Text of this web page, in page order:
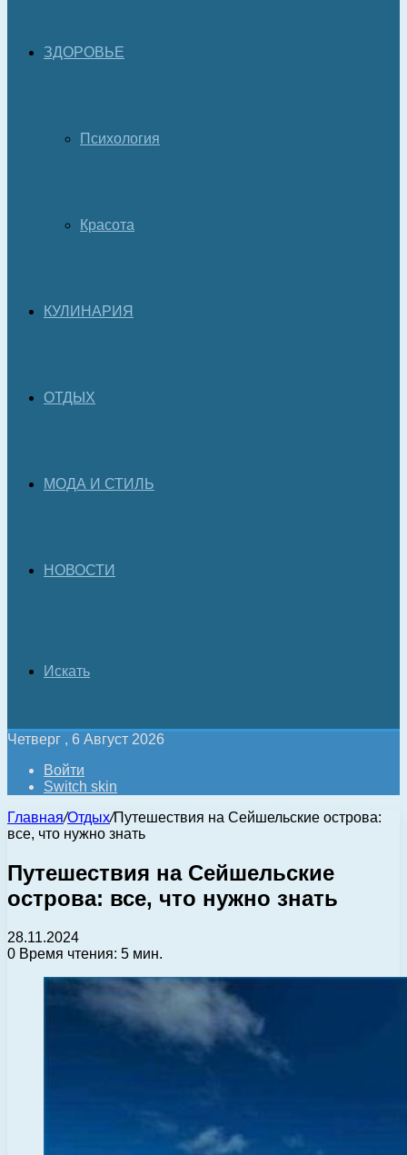
ЗДОРОВЬЕ
Психология
Красота
КУЛИНАРИЯ
ОТДЫХ
МОДА И СТИЛЬ
НОВОСТИ
Искать
Четверг , 6 Август 2026
Войти
Switch skin
Главная/Отдых/Путешествия на Сейшельские острова:
все, что нужно знать
Путешествия на Сейшельские
острова: все, что нужно знать
28.11.2024
0 Время чтения: 5 мин.